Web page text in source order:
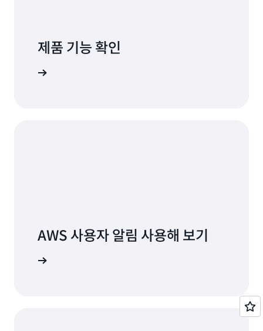
제품 기능 확인
AWS 사용자 알림 사용해 보기